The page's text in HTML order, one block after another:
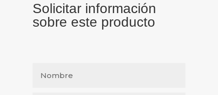
Solicitar información
sobre este producto